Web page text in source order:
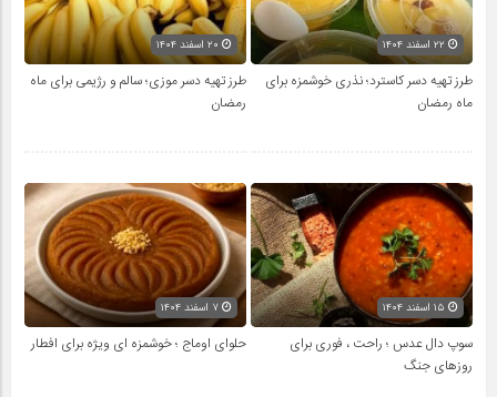
طرز تهیه دسر کاسترد؛ نذری خوشمزه برای
ماه رمضان
طرز تهیه دسر موزی؛ سالم و رژیمی برای ماه
رمضان
سوپ دال عدس ؛ راحت ، فوری برای
روزهای جنگ
حلوای اوماج ؛ خوشمزه ای ویژه برای افطار